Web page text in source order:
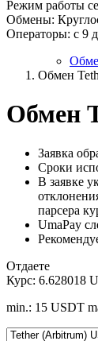
Режим работы
Обмены:
Операторы: с 9
Обмен
Обмен
Заявка
Сроки
В заявке
парсера
UmaPay
Отдаете
Курс: 6.628018
min.: 15 USDT